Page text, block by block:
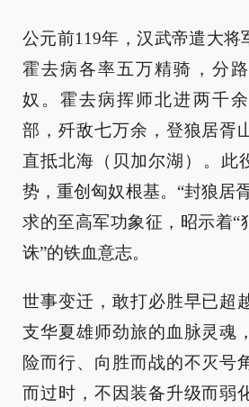
公元前119年，汉武帝遣大将
霍去病各率五万精骑，分
奴。霍去病挥师北进两千
部，歼敌七万余，登狼居胥
直抵北海（贝加尔湖）。此
势，重创匈奴根基。“封狼居
求的至高军功象征，昭示着“
诛”的铁血意志。
世事变迁，敢打必胜早已超
支华夏雄师劲旅的血脉灵魂
险而行、向胜而战的不灭号
而过时，不因装备升级而弱